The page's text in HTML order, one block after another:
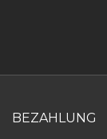
BEZAHLUNG